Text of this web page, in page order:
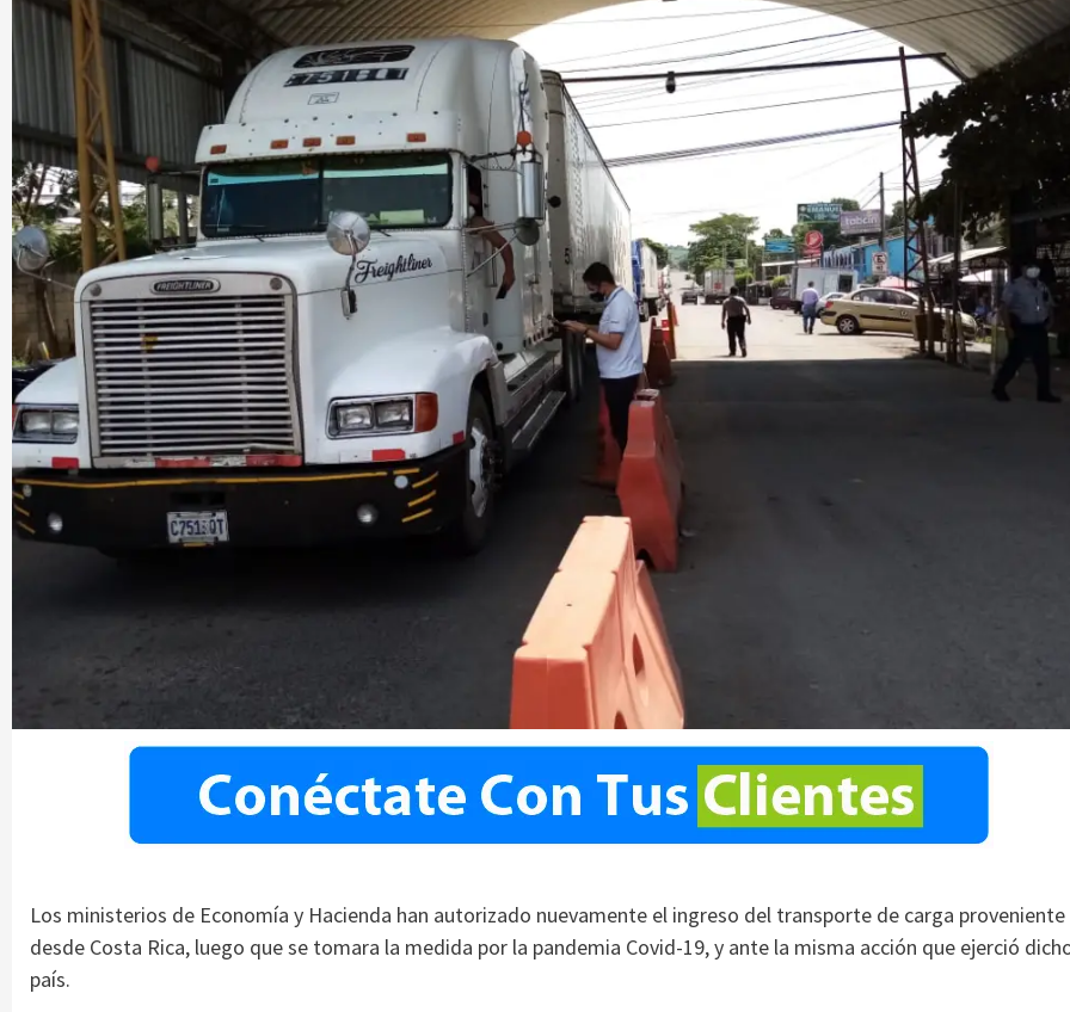
Los ministerios de Economía y Hacienda han autorizado nuevamente el ingreso del transporte de carga proveniente
desde Costa Rica, luego que se tomara la medida por la pandemia Covid-19, y ante la misma acción que ejerció
país.